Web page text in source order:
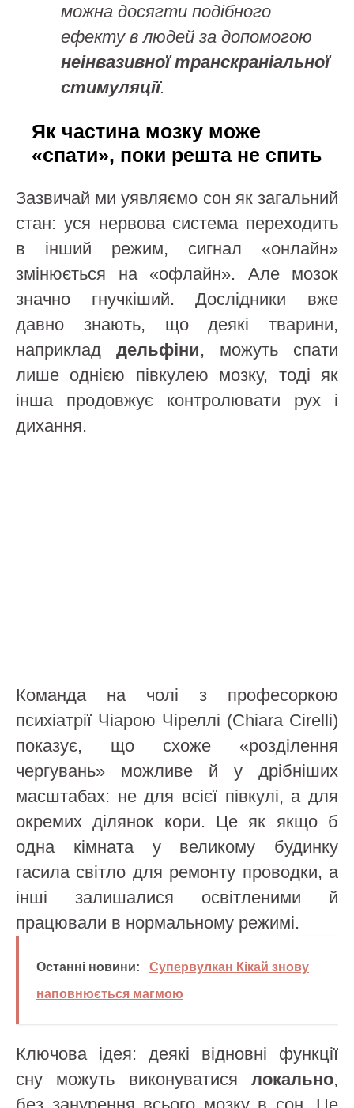
можна досягти подібного
ефекту в людей за допомогою
неінвазивної транскраніальної
стимуляції.
Як частина мозку може
«спати», поки решта не спить
Зазвичай ми уявляємо сон як загальний
стан: уся нервова система переходить
в інший режим, сигнал «онлайн»
змінюється на «офлайн». Але мозок
значно гнучкіший. Дослідники вже
давно знають, що деякі тварини,
наприклад дельфіни, можуть спати
лише однією півкулею мозку, тоді як
інша продовжує контролювати рух і
дихання.
Команда на чолі з професоркою
психіатрії Чіарою Чіреллі (Chiara Cirelli)
показує, що схоже «розділення
чергувань» можливе й у дрібніших
масштабах: не для всієї півкулі, а для
окремих ділянок кори. Це як якщо б
одна кімната у великому будинку
гасила світло для ремонту проводки, а
інші залишалися освітленими й
працювали в нормальному режимі.
Останні новини:
Супервулкан Кікай знову
наповнюється магмою
Ключова ідея: деякі відновні функції
сну можуть виконуватися локально,